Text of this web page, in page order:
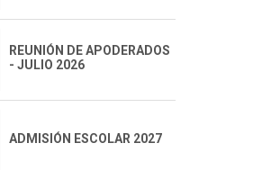
REUNIÓN DE APODERADOS
- JULIO 2026
ADMISIÓN ESCOLAR 2027